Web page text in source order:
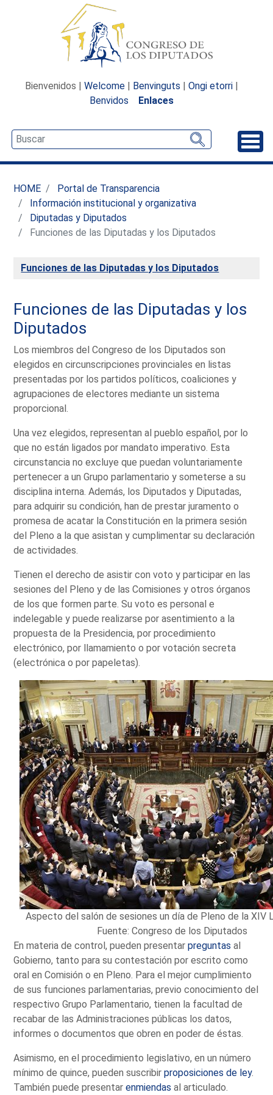
Bienvenidos | Welcome | Benvinguts | Ongi etorri |
Benvidos
Enlaces
HOME
Portal de Transparencia
Información institucional y organizativa
Diputadas y Diputados
Funciones de las Diputadas y los Diputados
Funciones de las Diputadas y los Diputados
Funciones de las Diputadas y los
Diputados
Los miembros del Congreso de los Diputados son
elegidos en circunscripciones provinciales en listas
presentadas por los partidos políticos, coaliciones y
agrupaciones de electores mediante un sistema
proporcional.
Una vez elegidos, representan al pueblo español, por lo
que no están ligados por mandato imperativo. Esta
circunstancia no excluye que puedan voluntariamente
pertenecer a un Grupo parlamentario y someterse a su
disciplina interna. Además, los Diputados y Diputadas,
para adquirir su condición, han de prestar juramento o
promesa de acatar la Constitución en la primera sesión
del Pleno a la que asistan y cumplimentar su declaración
de actividades.
Tienen el derecho de asistir con voto y participar en las
sesiones del Pleno y de las Comisiones y otros órganos
de los que formen parte. Su voto es personal e
indelegable y puede realizarse por asentimiento a la
propuesta de la Presidencia, por procedimiento
electrónico, por llamamiento o por votación secreta
(electrónica o por papeletas).
Aspecto del salón de sesiones un día de Pleno de la XIV
Fuente: Congreso de los Diputados
En materia de control, pueden presentarpreguntas al
Gobierno, tanto para su contestación por escrito como
oral en Comisión o en Pleno. Para el mejor cumplimiento
de sus funciones parlamentarias, previo conocimiento del
respectivo Grupo Parlamentario, tienen la facultad de
recabar de las Administraciones públicas los datos,
informes o documentos que obren en poder de éstas.
Asimismo, en el procedimiento legislativo, en un número
mínimo de quince, pueden suscribirproposiciones de ley.
También puede presentarenmiendas al articulado.